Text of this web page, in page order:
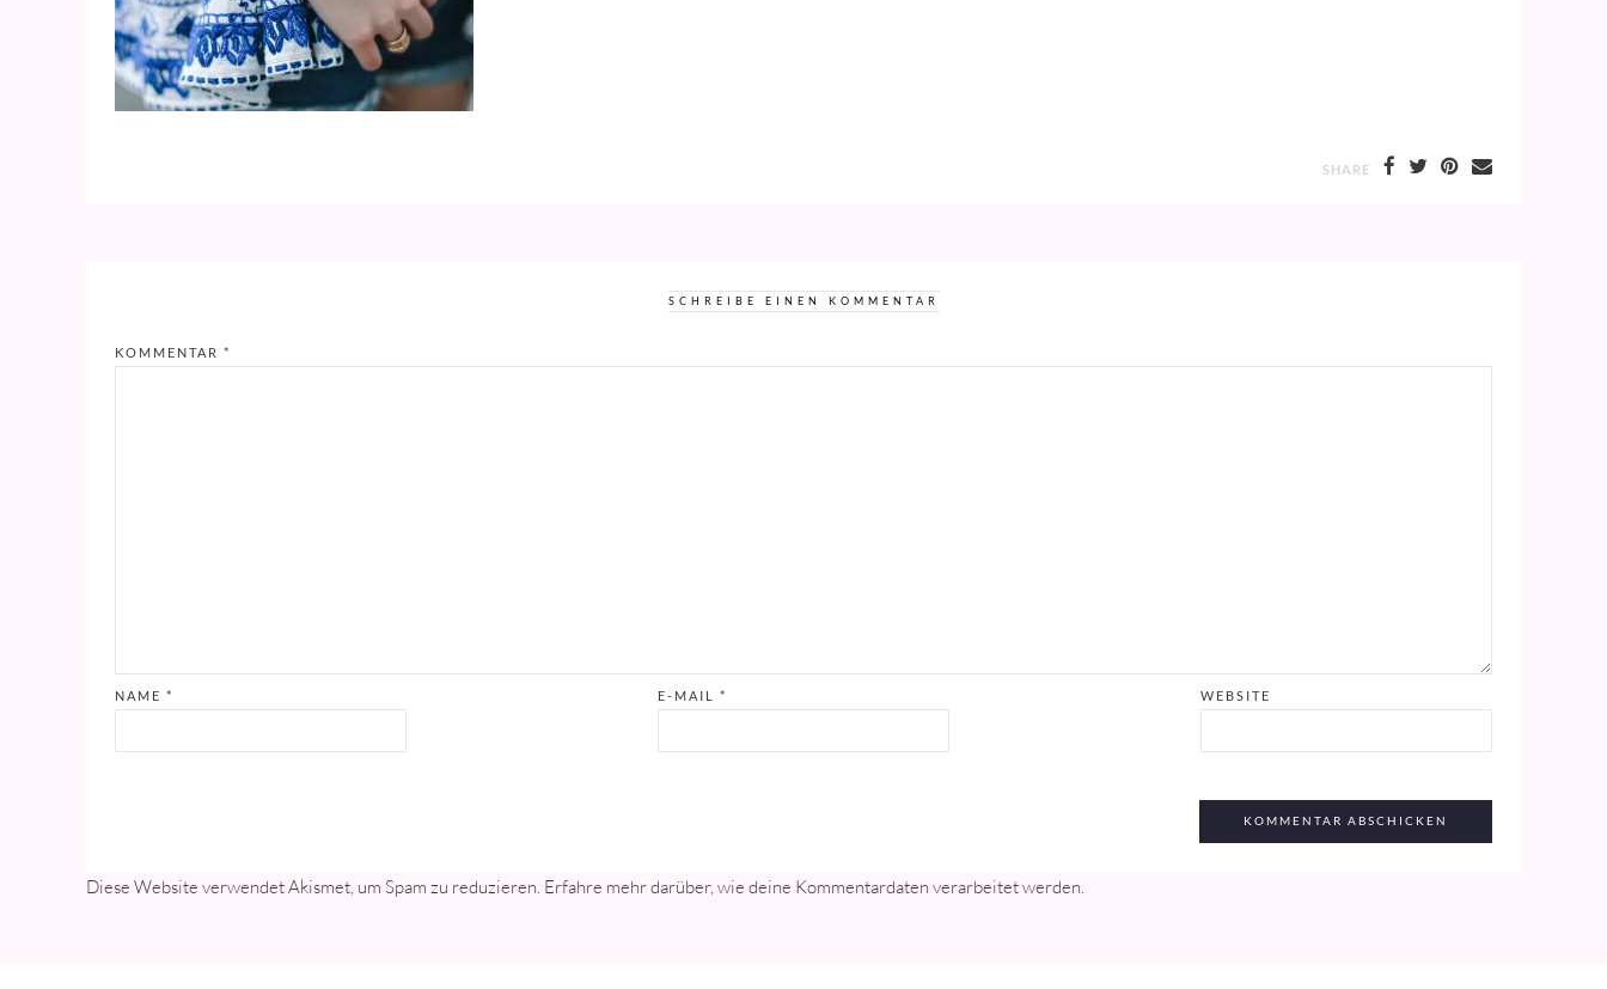
SHARE
SCHREIBE EINEN KOMMENTAR
KOMMENTAR *
NAME * E-MAIL * WEBSITE
Diese Website verwendet Akismet, um Spam zu reduzieren. Erfahre mehr darüber, wie deine Kommentardaten verarbeitet werden.